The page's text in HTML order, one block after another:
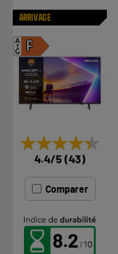
ARRIVAGE
F
A
G
★★★★★
★★★★★
4.4/5 (43)
Comparer
8.2